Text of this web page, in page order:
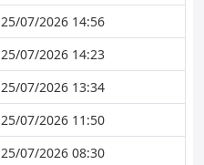
25/07/2026 14:56
25/07/2026 14:23
25/07/2026 13:34
25/07/2026 11:50
25/07/2026 08:30